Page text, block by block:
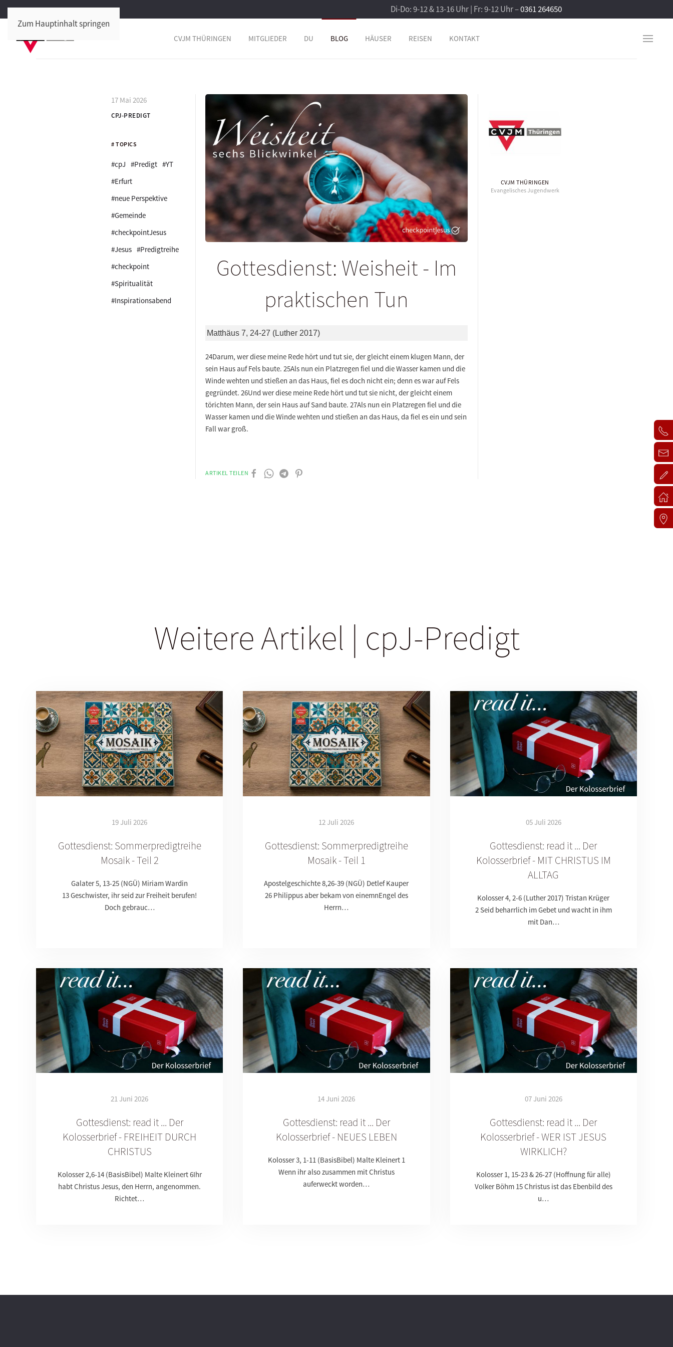
Zum Hauptinhalt springen
Di-Do: 9-12 & 13-16 Uhr | Fr: 9-12 Uhr –0361 264650
CVJM THÜRINGEN MITGLIEDER DU BLOG HÄUSER REISEN KONTAKT
17 Mai 2026
CPJ-PREDIGT
# TOPICS
#cpJ #Predigt #YT
#Erfurt
#neue Perspektive
#Gemeinde
#checkpointJesus
#Jesus #Predigtreihe
#checkpoint
#Spiritualität
#Inspirationsabend
Gottesdienst: Weisheit - Im
praktischen Tun
Matthäus 7, 24-27 (Luther 2017)
24Darum, wer diese meine Rede hört und tut sie, der gleicht einem klugen Mann, der
sein Haus auf Fels baute. 25Als nun ein Platzregen fiel und die Wasser kamen und die
Winde wehten und stießen an das Haus, fiel es doch nicht ein; denn es war auf Fels
gegründet. 26Und wer diese meine Rede hört und tut sie nicht, der gleicht einem
törichten Mann, der sein Haus auf Sand baute. 27Als nun ein Platzregen fiel und die
Wasser kamen und die Winde wehten und stießen an das Haus, da fiel es ein und sein
Fall war groß.
ARTIKEL TEILEN
CVJM THÜRINGEN
Evangelisches Jugendwerk
Weitere Artikel | cpJ-Predigt
19 Juli 2026
Gottesdienst: Sommerpredigtreihe
Mosaik - Teil 2
Galater 5, 13-25 (NGÜ) Miriam Wardin
13 Geschwister, ihr seid zur Freiheit berufen!
Doch gebrauc…
12 Juli 2026
Gottesdienst: Sommerpredigtreihe
Mosaik - Teil 1
Apostelgeschichte 8,26-39 (NGÜ) Detlef Kauper
26 Philippus aber bekam von einemnEngel des
Herrn…
05 Juli 2026
Gottesdienst: read it ... Der
Kolosserbrief - MIT CHRISTUS IM
ALLTAG
Kolosser 4, 2-6 (Luther 2017) Tristan Krüger
2 Seid beharrlich im Gebet und wacht in ihm
mit Dan…
21 Juni 2026
Gottesdienst: read it ... Der
Kolosserbrief - FREIHEIT DURCH
CHRISTUS
Kolosser 2,6-14 (BasisBibel) Malte Kleinert 6Ihr
habt Christus Jesus, den Herrn, angenommen.
Richtet…
14 Juni 2026
Gottesdienst: read it ... Der
Kolosserbrief - NEUES LEBEN
Kolosser 3, 1-11 (BasisBibel) Malte Kleinert 1
Wenn ihr also zusammen mit Christus
auferweckt worden…
07 Juni 2026
Gottesdienst: read it ... Der
Kolosserbrief - WER IST JESUS
WIRKLICH?
Kolosser 1, 15-23 & 26-27 (Hoffnung für alle)
Volker Böhm 15 Christus ist das Ebenbild des
u…